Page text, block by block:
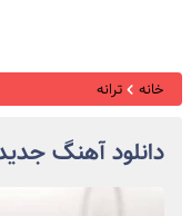
خانه ترانه
دانلود آهنگ